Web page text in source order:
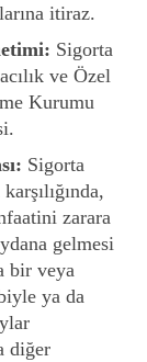
itiraz.
Sigorta
ve Özel
Kurumu
Sigorta
zarara
gelmesi
bir veya
ya da
diğer